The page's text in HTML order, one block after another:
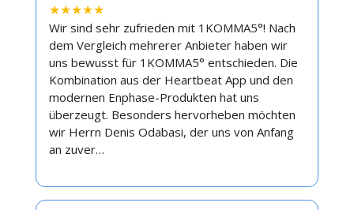
★★★★★
Wir sind sehr zufrieden mit 1KOMMA5°! Nach
dem Vergleich mehrerer Anbieter haben wir
uns bewusst für 1KOMMA5° entschieden. Die
Kombination aus der Heartbeat App und den
modernen Enphase-Produkten hat uns
überzeugt. Besonders hervorheben möchten
wir Herrn Denis Odabasi, der uns von Anfang
an zuver…